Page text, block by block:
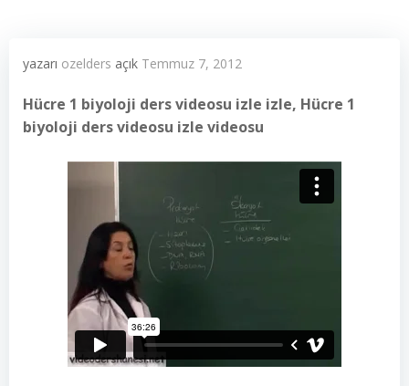
yazarı ozelders açık Temmuz 7, 2012
Hücre 1 biyoloji ders videosu izle izle, Hücre 1
biyoloji ders videosu izle videosu